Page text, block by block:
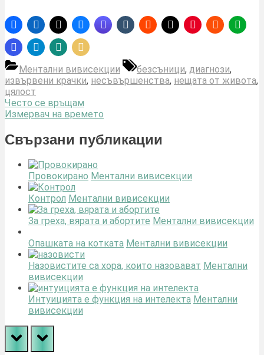
Ментални вивисекции
Tags:
безсъници, диагнози,
извървени крачки, несъвършенства, нещата от живота,
цялост
Навигация
Previous
Post:
Често се връщам
Next
Измервач на времето
Свързани публикации
Провокирано Ментални вивисекции
Контрол Ментални вивисекции
За греха, вярата и абортите Ментални вивисекции
Опашката на котката Ментални вивисекции
Назовистите са хора, които назовават Ментални
вивисекции
Интуицията е функция на интелекта Ментални
вивисекции
prev next